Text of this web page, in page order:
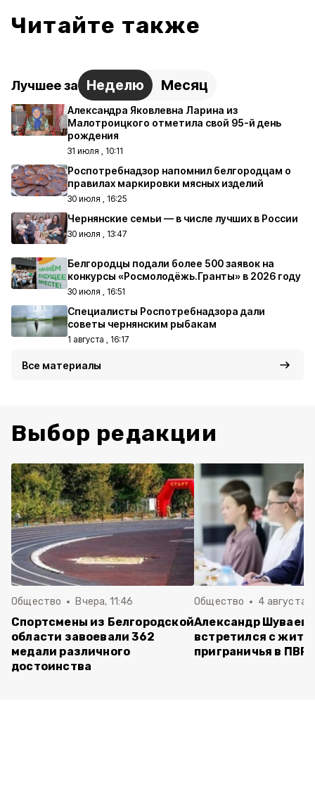
Читайте также
Лучшее за Неделю Месяц
Александра Яковлевна Ларина из
Малотроицкого отметила свой 95-й день
рождения
31 июля , 10:11
Роспотребнадзор напомнил белгородцам о
правилах маркировки мясных изделий
30 июля , 16:25
Чернянские семьи — в числе лучших в России
30 июля , 13:47
Белгородцы подали более 500 заявок на
конкурсы «Росмолодёжь.Гранты» в 2026 году
30 июля , 16:51
Специалисты Роспотребнадзора дали
советы чернянским рыбакам
1 августа , 16:17
Все материалы
Выбор редакции
Общество Вчера, 11:46
Спортсмены из Белгородской
области завоевали 362
медали различного
достоинства
Общество 4 августа ,
Александр Шуваев
встретился с
приграничья в ПВР